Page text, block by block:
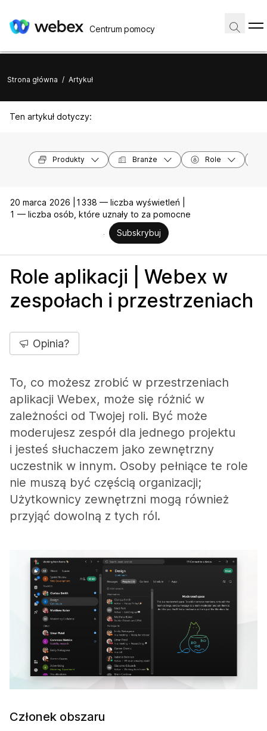
Centrum pomocy
Strona główna / Artykuł
Ten artykuł dotyczy:
Produkty Branże Role
20 marca 2026 |
1338 — liczba wyświetleń |
1 — liczba osób, które uznały to za pomocne
Subskrybuj
Role aplikacji | Webex w
zespołach i przestrzeniach
Opinia?
To, co możesz zrobić w przestrzeniach
aplikacji Webex, może się różnić w
zależności od Twojej roli. Być może
moderujesz zespół dla jednego projektu
i jesteś słuchaczem jako zewnętrzny
uczestnik w innym. Osoby pełniące te role
nie muszą być częścią organizacji;
Użytkownicy zewnętrzni mogą również
przyjąć dowolną z tych ról.
Członek obszaru